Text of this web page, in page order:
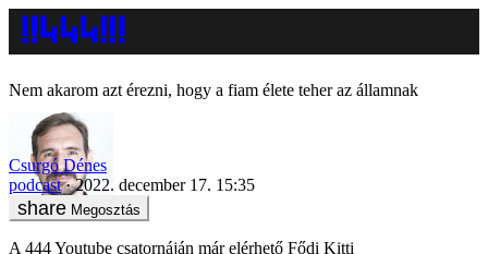
Nem akarom azt érezni, hogy a fiam élete teher az államnak
Csurgó Dénes
podcast
2022. december 17. 15:35
Megosztás
A 444 Youtube csatornáján már elérhető Fődi Kitti